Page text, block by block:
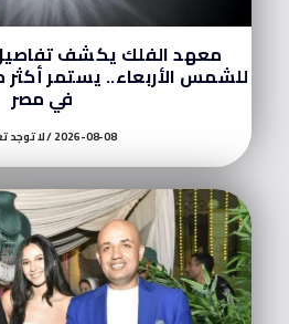
معهد الفلك يكشف
في مصر
2026-08-08 لا توجد